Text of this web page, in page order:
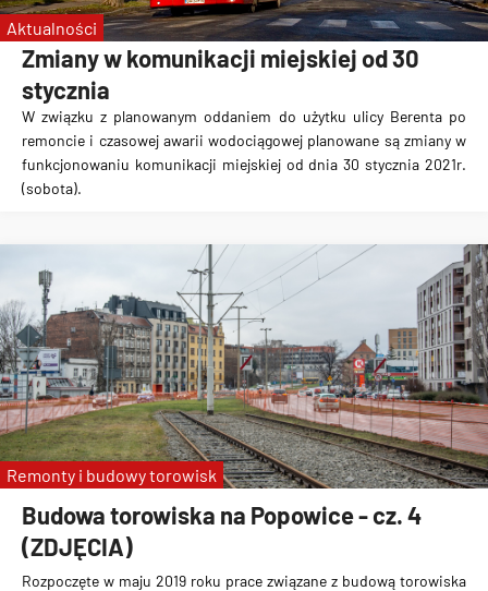
Zmiany w komunikacji miejskiej od 30
stycznia
W związku z planowanym oddaniem do użytku ulicy Berenta po
remoncie i czasowej awarii wodociągowej planowane są zmiany w
funkcjonowaniu komunikacji miejskiej od dnia 30 stycznia 2021r.
(sobota).
Aktualności
Budowa torowiska na Popowice - cz. 4
(ZDJĘCIA)
Rozpoczęte w maju 2019 roku prace związane z budową torowiska
Remonty i budowy torowisk